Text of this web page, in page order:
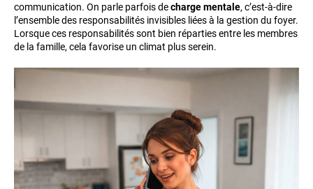
communication. On parle parfois decharge mentale, c’est-à-dire
l’ensemble des responsabilités invisibles liées à la gestion du foyer.
Lorsque ces responsabilités sont bien réparties entre les membres
de la famille, cela favorise un climat plus serein.